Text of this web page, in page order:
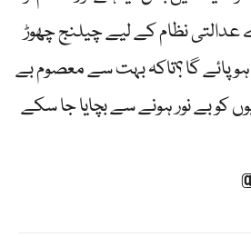
نظام کے لیے چیلنج چھوڑ
پائے گا ؟تاکہ بہت سے معصوم بے
کو بے نور ہونے سے بچایا جا سکے